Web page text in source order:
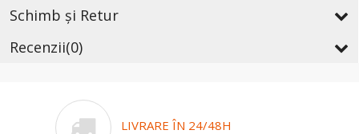
Schimb și Retur
Recenzii(0)
LIVRARE ÎN 24/48H